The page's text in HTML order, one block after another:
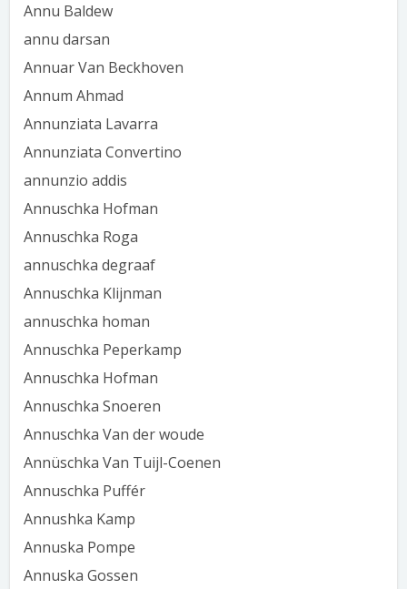
Annu Baldew
annu darsan
Annuar Van Beckhoven
Annum Ahmad
Annunziata Lavarra
Annunziata Convertino
annunzio addis
Annuschka Hofman
Annuschka Roga
annuschka degraaf
Annuschka Klijnman
annuschka homan
Annuschka Peperkamp
Annuschka Hofman
Annuschka Snoeren
Annuschka Van der woude
Annüschka Van Tuijl-Coenen
Annuschka Puffér
Annushka Kamp
Annuska Pompe
Annuska Gossen